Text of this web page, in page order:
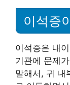
이석증
이석증은 내
기관에 문제
말해서, 귀 내